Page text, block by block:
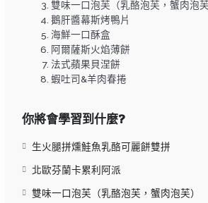
雙味一口泡芙（乳酪泡芙，蟹肉泡芙
鵝肝醬幕斯烤鴨片
海鮮一口酥盒
阿爾薩斯火焰薄餅
法式蘋果貝涅餅
蝦吐司&羊肉春捲
你將會學習到什麼?
生火腿拼燻鮭魚乳酪可麗餅雙拼
北歐芬蘭卡累利阿派
雙味一口泡芙（乳酪泡芙，蟹肉泡芙）